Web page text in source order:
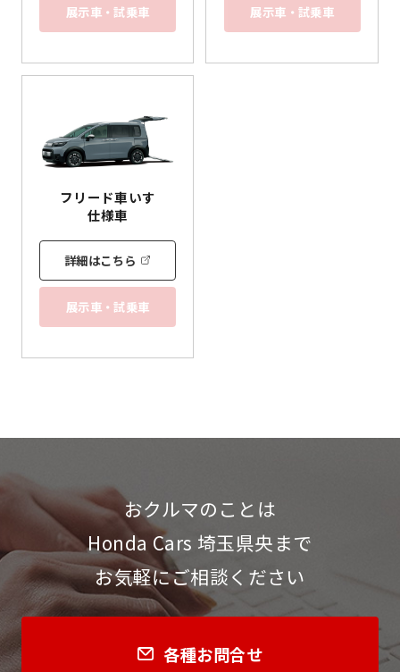
展示車・試乗車 展示車・試乗車
フリード車いす
仕様車
詳細はこちら
展示車・試乗車
おクルマのことは
Honda Cars 埼玉県央まで
お気軽にご相談ください
各種お問合せ